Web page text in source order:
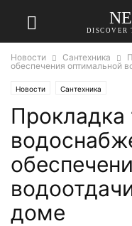
DISCOVER
Новости Сантехника
обеспечения оптимальной
Новости Сантехника
Прокладка
доме